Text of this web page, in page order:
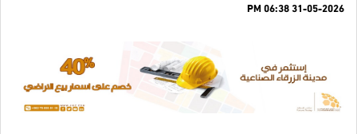
31-05-2026 06:38 PM